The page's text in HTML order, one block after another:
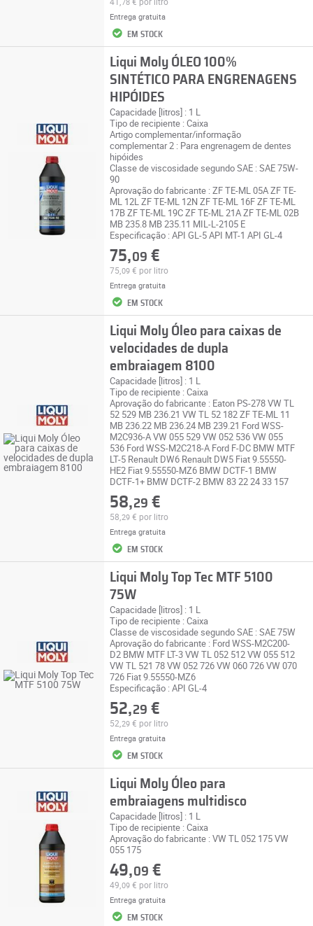
Entrega gratuita
EM STOCK
Liqui Moly ÓLEO 100%
SINTÉTICO PARA ENGRENAGENS
HIPÓIDES
Capacidade [litros] : 1 L
Tipo de recipiente : Caixa
Artigo complementar/informação
complementar 2 : Para engrenagem de dentes
hipóides
Classe de viscosidade segundo SAE : SAE 75W-
90
Aprovação do fabricante : ZF TE-ML 05A ZF TE-
ML 12L ZF TE-ML 12N ZF TE-ML 16F ZF TE-ML
17B ZF TE-ML 19C ZF TE-ML 21A ZF TE-ML 02B
MB 235.8 MB 235.11 MIL-L-2105 E
Especificação : API GL-5 API MT-1 API GL-4
75,09 €
75, 09€ por litro
Entrega gratuita
EM STOCK
Liqui Moly Óleo para caixas de
velocidades de dupla
embraiagem 8100
Capacidade [litros] : 1 L
Tipo de recipiente : Caixa
Aprovação do fabricante : Eaton PS-278 VW TL
52 529 MB 236.21 VW TL 52 182 ZF TE-ML 11
MB 236.22 MB 236.24 MB 239.21 Ford WSS-
M2C936-A VW 055 529 VW 052 536 VW 055
536 Ford WSS-M2C218-A Ford F-DC BMW MTF
LT-5 Renault DW6 Renault DW5 Fiat 9.55550-
HE2 Fiat 9.55550-MZ6 BMW DCTF-1 BMW
DCTF-1+ BMW DCTF-2 BMW 83 22 24 33 157
58,29 €
58, 29€ por litro
Entrega gratuita
EM STOCK
Liqui Moly Top Tec MTF 5100
75W
Capacidade [litros] : 1 L
Tipo de recipiente : Caixa
Classe de viscosidade segundo SAE : SAE 75W
Aprovação do fabricante : Ford WSS-M2C200-
D2 BMW MTF LT-3 VW TL 052 512 VW 055 512
VW TL 521 78 VW 052 726 VW 060 726 VW 070
726 Fiat 9.55550-MZ6
Especificação : API GL-4
52,29 €
52, 29€ por litro
Entrega gratuita
EM STOCK
Liqui Moly Óleo para
embraiagens multidisco
Capacidade [litros] : 1 L
Tipo de recipiente : Caixa
Aprovação do fabricante : VW TL 052 175 VW
055 175
49,09 €
49, 09€ por litro
Entrega gratuita
EM STOCK